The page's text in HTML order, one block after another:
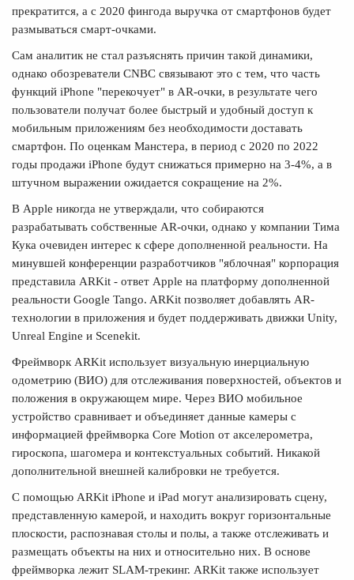
прекратится, а с 2020 фингода выручка от смартфонов будет
размываться смарт-очками.
Сам аналитик не стал разъяснять причин такой динамики,
однако обозреватели CNBC связывают это с тем, что часть
функций iPhone "перекочует" в AR-очки, в результате чего
пользователи получат более быстрый и удобный доступ к
мобильным приложениям без необходимости доставать
смартфон. По оценкам Манстера, в период с 2020 по 2022
годы продажи iPhone будут снижаться примерно на 3-4%, а в
штучном выражении ожидается сокращение на 2%.
В Apple никогда не утверждали, что собираются
разрабатывать собственные AR-очки, однако у компании Тима
Кука очевиден интерес к сфере дополненной реальности. На
минувшей конференции разработчиков "яблочная" корпорация
представила ARKit - ответ Apple на платформу дополненной
реальности Google Tango. ARKit позволяет добавлять AR-
технологии в приложения и будет поддерживать движки Unity,
Unreal Engine и Scenekit.
Фреймворк ARKit использует визуальную инерциальную
одометрию (ВИО) для отслеживания поверхностей, объектов и
положения в окружающем мире. Через ВИО мобильное
устройство сравнивает и объединяет данные камеры с
информацией фреймворка Core Motion от акселерометра,
гироскопа, шагомера и контекстуальных событий. Никакой
дополнительной внешней калибровки не требуется.
С помощью ARKit iPhone и iPad могут анализировать сцену,
представленную камерой, и находить вокруг горизонтальные
плоскости, распознавая столы и полы, а также отслеживать и
размещать объекты на них и относительно них. В основе
фреймворка лежит SLAM-трекинг. ARKit также использует